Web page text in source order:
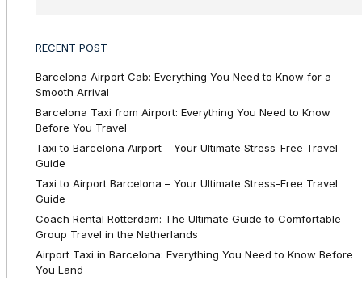
RECENT POST
Barcelona Airport Cab: Everything You Need to Know for a
Smooth Arrival
Barcelona Taxi from Airport: Everything You Need to Know
Before You Travel
Taxi to Barcelona Airport – Your Ultimate Stress-Free Travel
Guide
Taxi to Airport Barcelona – Your Ultimate Stress-Free Travel
Guide
Coach Rental Rotterdam: The Ultimate Guide to Comfortable
Group Travel in the Netherlands
Airport Taxi in Barcelona: Everything You Need to Know Before
You Land